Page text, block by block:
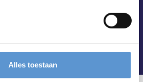
Alles toestaan